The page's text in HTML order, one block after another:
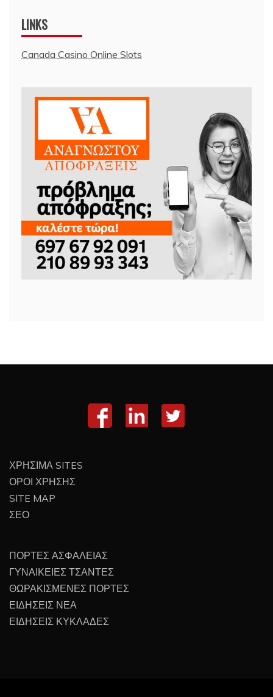
LINKS
Canada Casino Online Slots
ΧΡΗΣΙΜΑ SITES
ΟΡΟΙ ΧΡΗΣΗΣ
SITE MAP
ΣΕΟ
ΠΟΡΤΕΣ ΑΣΦΑΛΕΙΑΣ
ΓΥΝΑΙΚΕΙΕΣ ΤΣΑΝΤΕΣ
ΘΩΡΑΚΙΣΜΕΝΕΣ ΠΟΡΤΕΣ
ΕΙΔΗΣΕΙΣ ΝΕΑ
ΕΙΔΗΣΕΙΣ ΚΥΚΛΑΔΕΣ